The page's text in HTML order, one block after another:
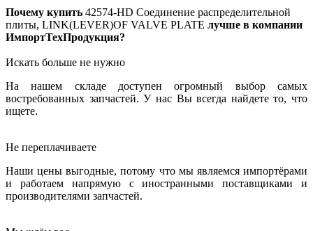
Почему купить 42574-HD Соединение распределительной
плиты, LINK(LEVER)OF VALVE PLATE лучше в компании
ИмпортТехПродукция?
Искать больше не нужно
На нашем складе доступен огромный выбор самых
востребованных запчастей. У нас Вы всегда найдете то, что
ищете.
Не переплачиваете
Наши цены выгодные, потому что мы являемся импортёрами
и работаем напрямую с иностранными поставщиками и
производителями запчастей.